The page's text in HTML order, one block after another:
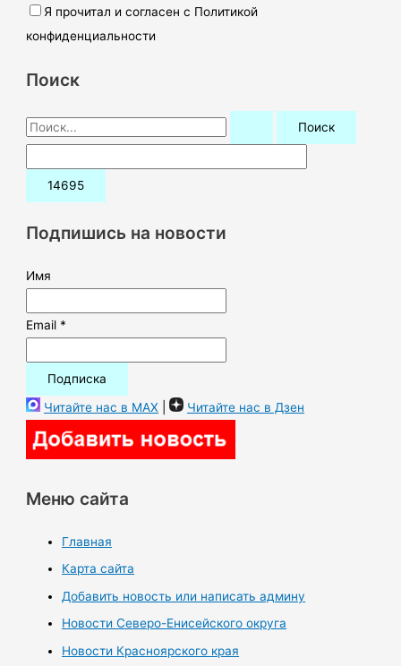
Я прочитал и согласен с Политикой
конфиденциальности
Поиск
П
о
и
:Подпишись на новости
Имя
Email *
Читайте нас в MAX | Читайте нас в Дзен
Меню сайта
Главная
Карта сайта
Добавить новость или написать админу
Новости Северо-Енисейского округа
Новости Красноярского края